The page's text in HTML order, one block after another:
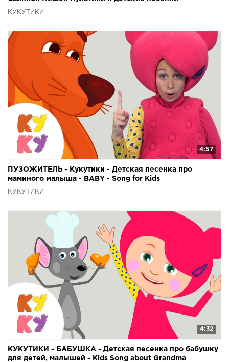
КУКУТИКИ
4:57
ПУЗОЖИТЕЛЬ - Кукутики - Детская песенка про
маминого малыша - BABY - Song for Kids
КУКУТИКИ
4:32
КУКУТИКИ - БАБУШКА - Детская песенка про бабушку
для детей, малышей - Kids Song about Grandma